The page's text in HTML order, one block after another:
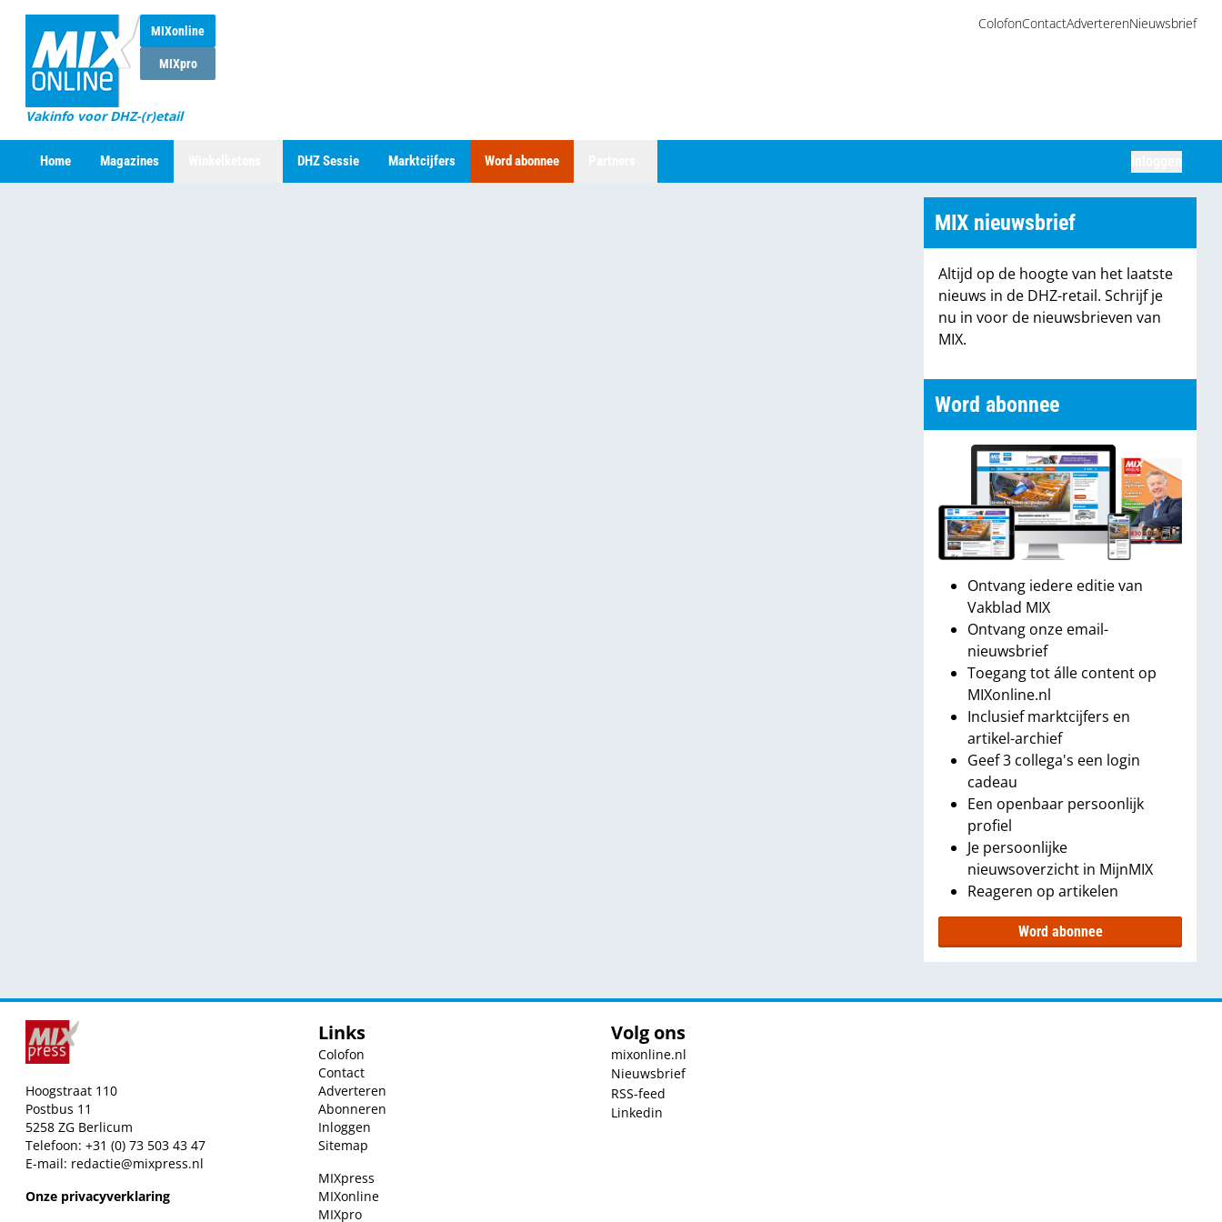
MIXonline
MIXpro
Vakinfo voor DHZ-(r)etail
ColofonContactAdverterenNieuwsbrief
Home Magazines DHZ Sessie Marktcijfers Word abonnee
MIX nieuwsbrief
Altijd op de hoogte van het laatste
nieuws in de DHZ-retail. Schrijf je
nu in voor de nieuwsbrieven van
MIX.
Word abonnee
Ontvang iedere editie van
Vakblad MIX
Ontvang onze email-
nieuwsbrief
Toegang tot álle content op
MIXonline.nl
Inclusief marktcijfers en
artikel-archief
Geef 3 collega's een login
cadeau
Een openbaar persoonlijk
profiel
Je persoonlijke
nieuwsoverzicht in MijnMIX
Reageren op artikelen
Word abonnee
Hoogstraat 110
Postbus 11
5258 ZG Berlicum
Telefoon: +31 (0) 73 503 43 47
E-mail: redactie@mixpress.nl
Onze privacyverklaring
Links
Colofon
Contact
Adverteren
Abonneren
Inloggen
Sitemap
MIXpress
MIXonline
MIXpro
Volg ons
mixonline.nl
Nieuwsbrief
RSS-feed
Linkedin